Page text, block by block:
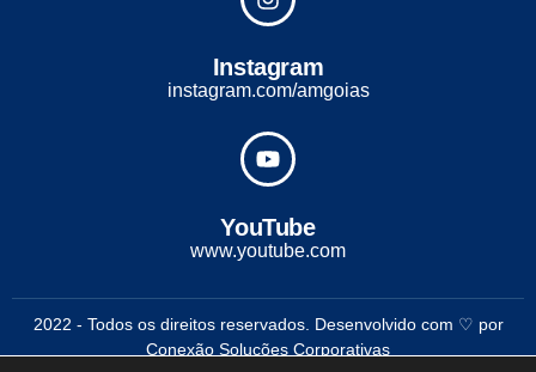
Instagram
instagram.com/amgoias
YouTube
www.youtube.com
2022 - Todos os direitos reservados. Desenvolvido com ♡ por
Conexão Soluções Corporativas